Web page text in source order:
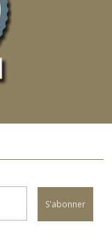
S'abonner